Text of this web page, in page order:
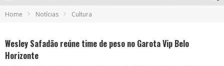
Home Notícias Cultura
Wesley Safadão reúne time de peso no Garota Vip Belo
Horizonte